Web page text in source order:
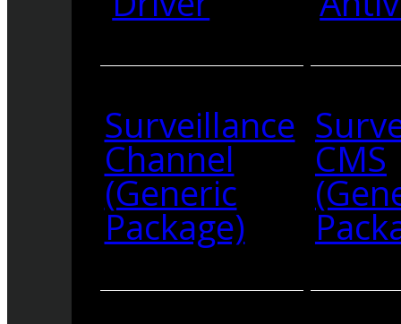
Surveillance
Channel
(Generic
Package)
CMS